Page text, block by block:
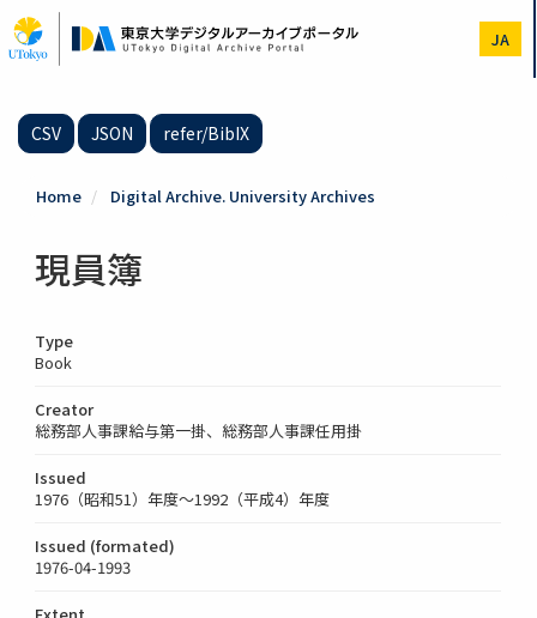
to
main
JA
CSV JSON refer/BibIX
Home Digital Archive. University Archives
現員簿
Type
Book
Creator
総務部人事課給与第一掛、総務部人事課任用掛
Issued
1976（昭和51）年度～1992（平成4）年度
Issued (formated)
1976-04-1993
Extent